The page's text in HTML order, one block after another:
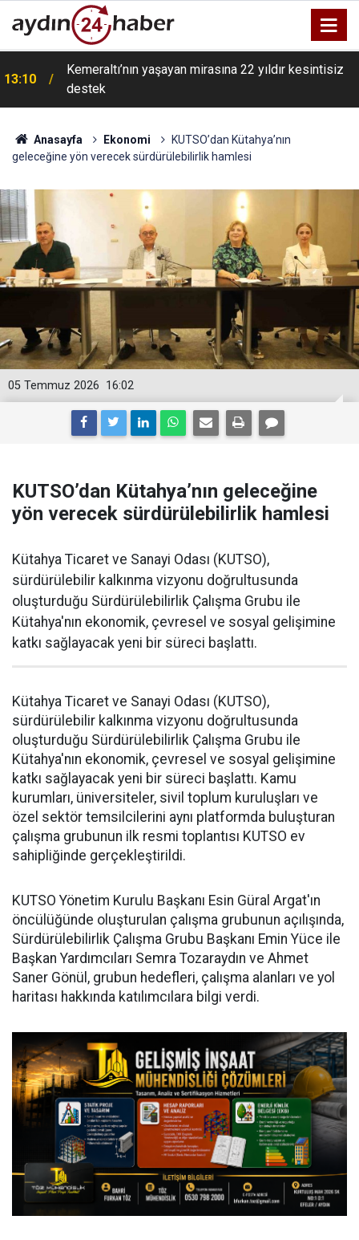
13:10
Kemeraltı’nın yaşayan mirasına 22 yıldır kesintisiz
destek
Anasayfa Ekonomi
KUTSO’dan Kütahya’nın
geleceğine yön verecek sürdürülebilirlik hamlesi
16:02
05 Temmuz 2026
KUTSO’dan Kütahya’nın geleceğine
yön verecek sürdürülebilirlik hamlesi
Kütahya Ticaret ve Sanayi Odası (KUTSO),
sürdürülebilir kalkınma vizyonu doğrultusunda
oluşturduğu Sürdürülebilirlik Çalışma Grubu ile
Kütahya'nın ekonomik, çevresel ve sosyal gelişimine
katkı sağlayacak yeni bir süreci başlattı.
Kütahya Ticaret ve Sanayi Odası (KUTSO),
sürdürülebilir kalkınma vizyonu doğrultusunda
oluşturduğu Sürdürülebilirlik Çalışma Grubu ile
Kütahya'nın ekonomik, çevresel ve sosyal gelişimine
katkı sağlayacak yeni bir süreci başlattı. Kamu
kurumları, üniversiteler, sivil toplum kuruluşları ve
özel sektör temsilcilerini aynı platformda buluşturan
çalışma grubunun ilk resmi toplantısı KUTSO ev
sahipliğinde gerçekleştirildi.
KUTSO Yönetim Kurulu Başkanı Esin Güral Argat'ın
öncülüğünde oluşturulan çalışma grubunun açılışında,
Sürdürülebilirlik Çalışma Grubu Başkanı Emin Yüce ile
Başkan Yardımcıları Semra Tozaraydın ve Ahmet
Saner Gönül, grubun hedefleri, çalışma alanları ve yol
haritası hakkında katılımcılara bilgi verdi.